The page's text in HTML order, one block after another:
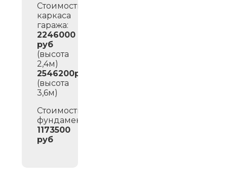
Стоимость
каркаса
гаража:
2246000
руб
(высота
2,4м)
2546200руб
(высота
3,6м)
Стоимость
фундамента:
1173500
руб